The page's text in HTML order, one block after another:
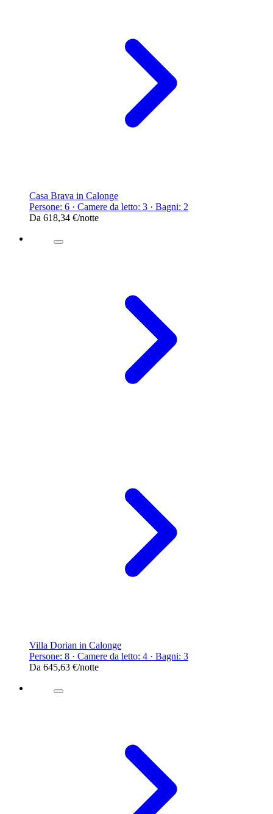
Casa Brava in Calonge
Persone: 6 · Camere da letto: 3 · Bagni: 2
Da 618,34 €/notte
Villa Dorian in Calonge
Persone: 8 · Camere da letto: 4 · Bagni: 3
Da 645,63 €/notte